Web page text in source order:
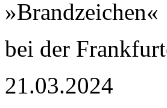
bei der
21.03.2024